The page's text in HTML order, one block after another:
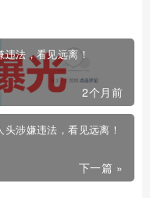
法，看见远离！
2个月前
头涉嫌违法，看见远离！
下一篇 »